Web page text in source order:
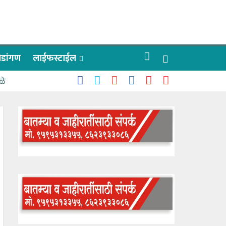
लाईफस्टाईल